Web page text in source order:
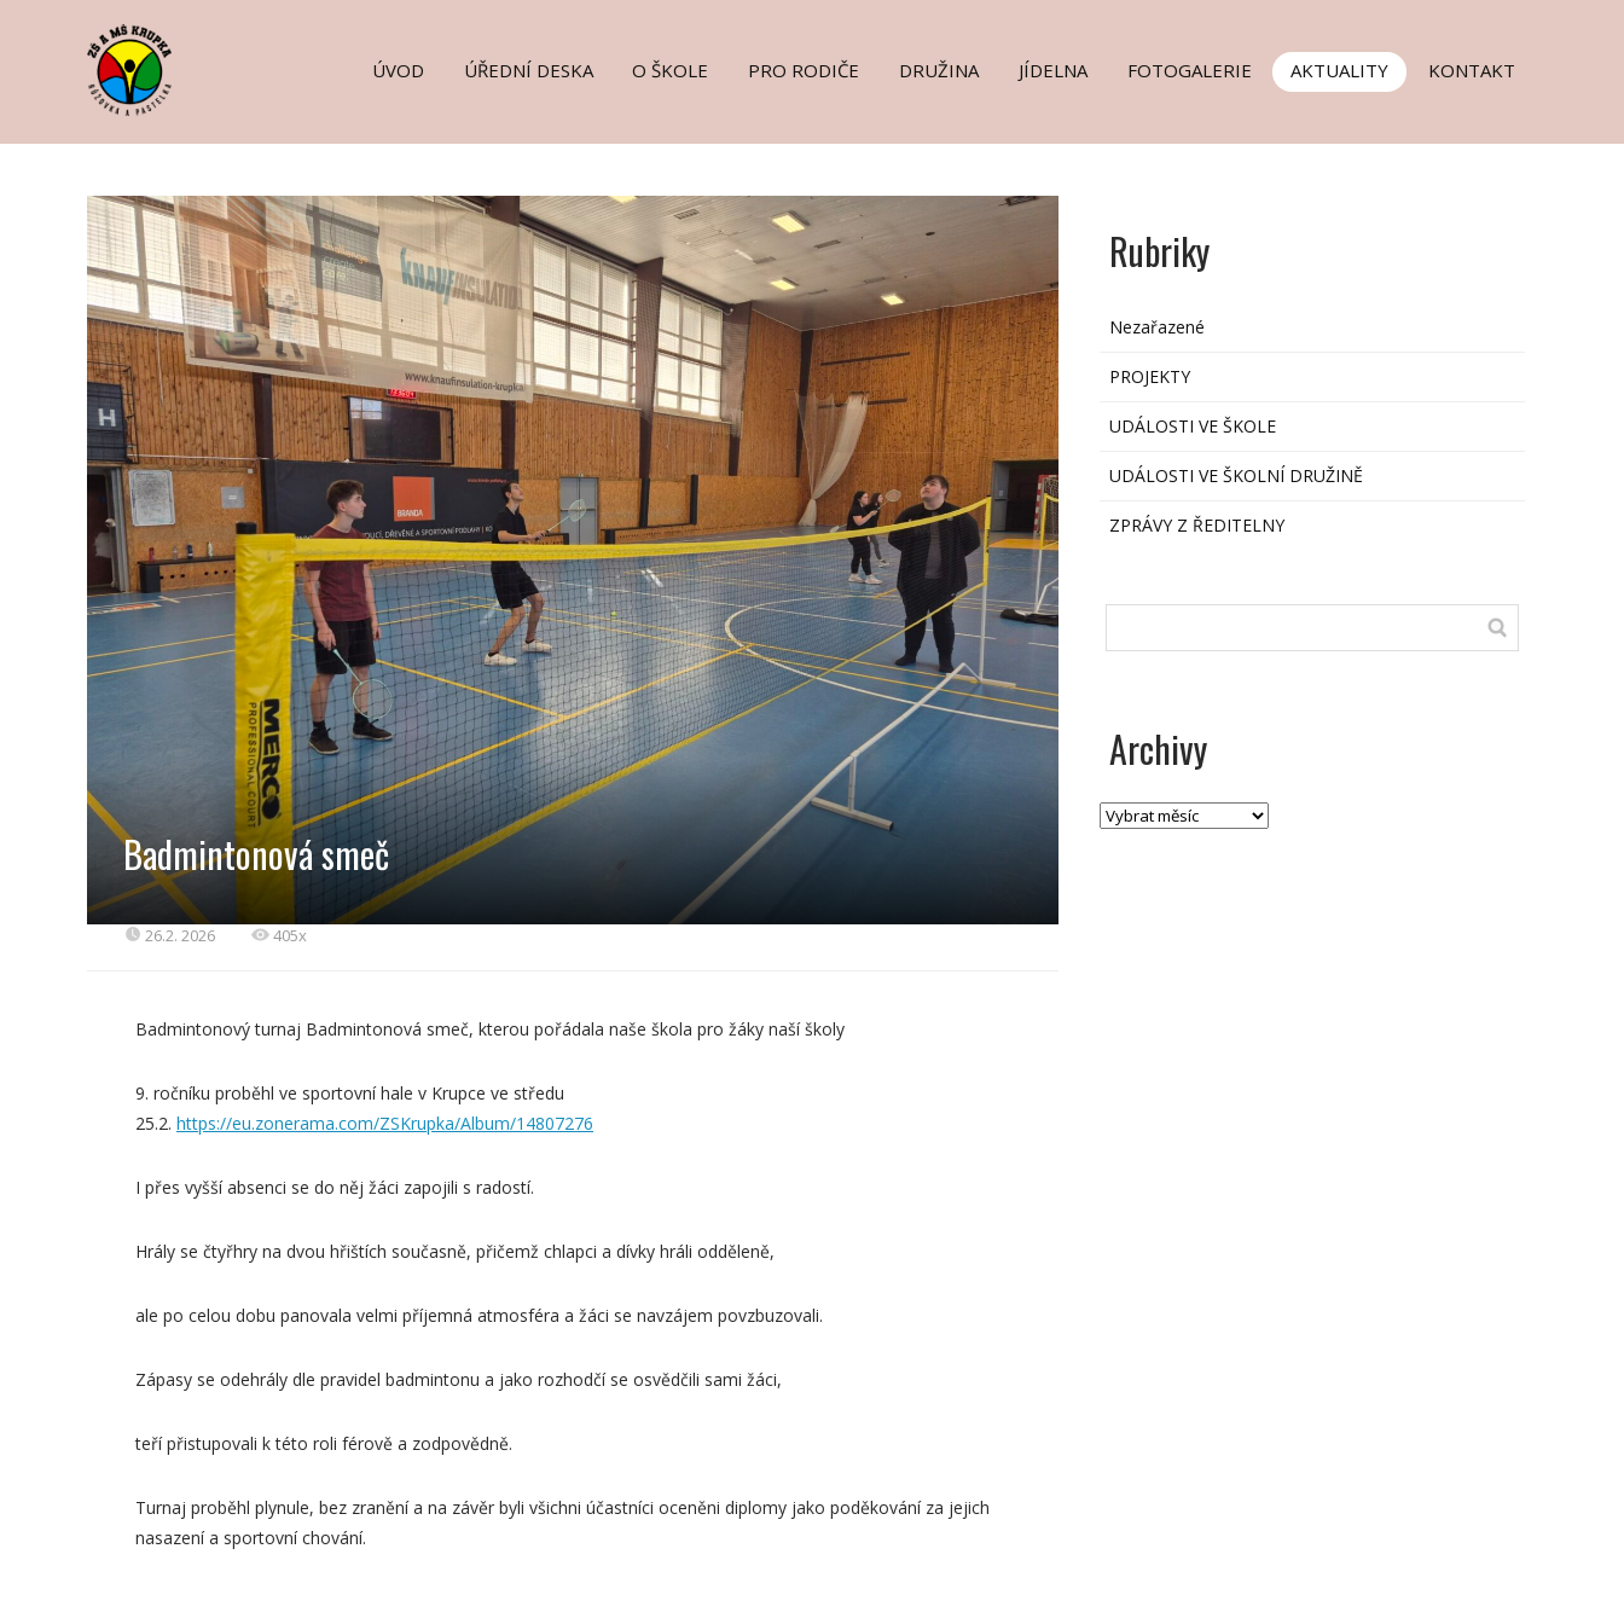
ÚVOD ÚŘEDNÍ DESKA O ŠKOLE PRO RODIČE DRUŽINA JÍDELNA FOTOGALERIE AKTUALITY KONTAKT
Badmintonová smeč
26.2. 2026 405x
Badmintonový turnaj Badmintonová smeč, kterou pořádala naše škola pro žáky naší školy
9. ročníku proběhl ve sportovní hale v Krupce ve středu
25.2. https://eu.zonerama.com/ZSKrupka/Album/14807276
I přes vyšší absenci se do něj žáci zapojili s radostí.
Hrály se čtyřhry na dvou hřištích současně, přičemž chlapci a dívky hráli odděleně,
ale po celou dobu panovala velmi příjemná atmosféra a žáci se navzájem povzbuzovali.
Zápasy se odehrály dle pravidel badmintonu a jako rozhodčí se osvědčili sami žáci,
teří přistupovali k této roli férově a zodpovědně.
Turnaj proběhl plynule, bez zranění a na závěr byli všichni účastníci oceněni diplomy jako poděkování za jejich
nasazení a sportovní chování.
Rubriky
Nezařazené
PROJEKTY
UDÁLOSTI VE ŠKOLE
UDÁLOSTI VE ŠKOLNÍ DRUŽINĚ
ZPRÁVY Z ŘEDITELNY
Archivy